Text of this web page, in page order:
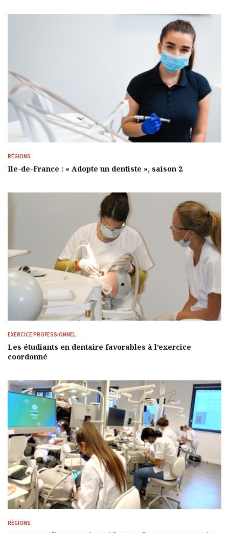
à
RÉGIONS
Ile-de-France : « Adopte un dentiste », saison 2
EXERCICE PROFESSIONNEL
Les étudiants en dentaire favorables à l’exercice
coordonné
RÉGIONS